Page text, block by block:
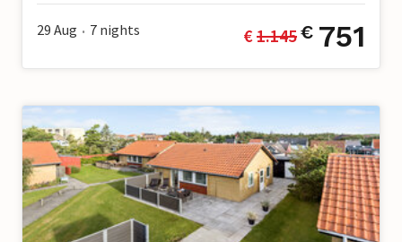
29 Aug • 7 nights € 1.145€ 751